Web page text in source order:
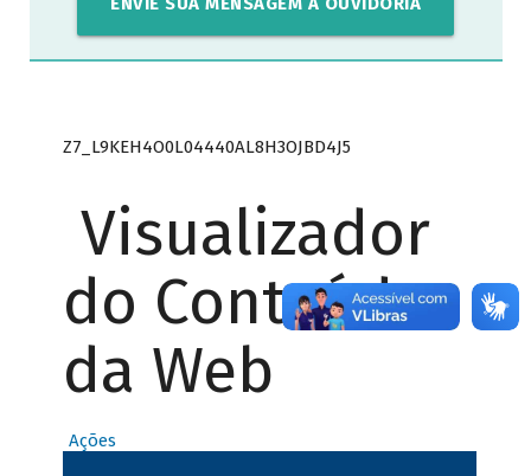
Z7_L9KEH4O0L04440AL8H3OJBD4J5
Visualizador
do Conteúdo
da Web
Ações